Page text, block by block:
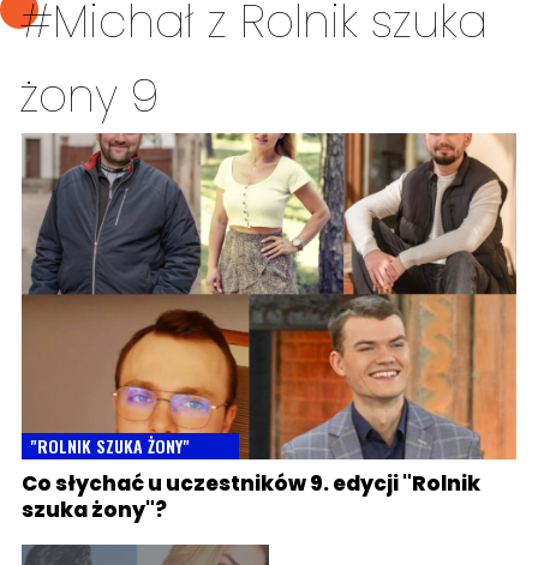
#Michał z Rolnik szuka
żony 9
"ROLNIK SZUKA ŻONY"
Co słychać u uczestników 9. edycji "Rolnik
szuka żony"?